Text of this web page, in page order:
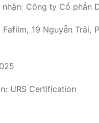
Công ty Cổ phần
19 Nguyễn Trãi,
URS Certification